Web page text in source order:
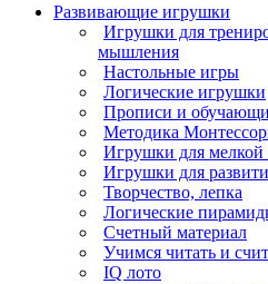
Развивающие игрушки
Игрушки для
мышления
Настольные игры
Логические игрушки
Прописи и
Методика
Игрушки для мелкой
Игрушки для
Творчество, лепка
Логические
Счетный материал
Учимся читать и
IQ лото